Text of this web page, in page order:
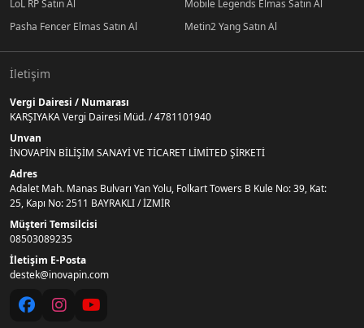
LoL RP Satın Al
Mobile Legends Elmas Satın Al
Pasha Fencer Elmas Satın Al
Metin2 Yang Satın Al
İletişim
Vergi Dairesi / Numarası
KARŞIYAKA Vergi Dairesi Müd. / 4781101940
Unvan
İNOVAPİN BİLİŞİM SANAYİ VE TİCARET LİMİTED ŞİRKETİ
Adres
Adalet Mah. Manas Bulvarı Yan Yolu, Folkart Towers B Kule No: 39, Kat:
25, Kapı No: 2511 BAYRAKLI / İZMİR
Müşteri Temsilcisi
08503089235
İletişim E-Posta
destek@inovapin.com